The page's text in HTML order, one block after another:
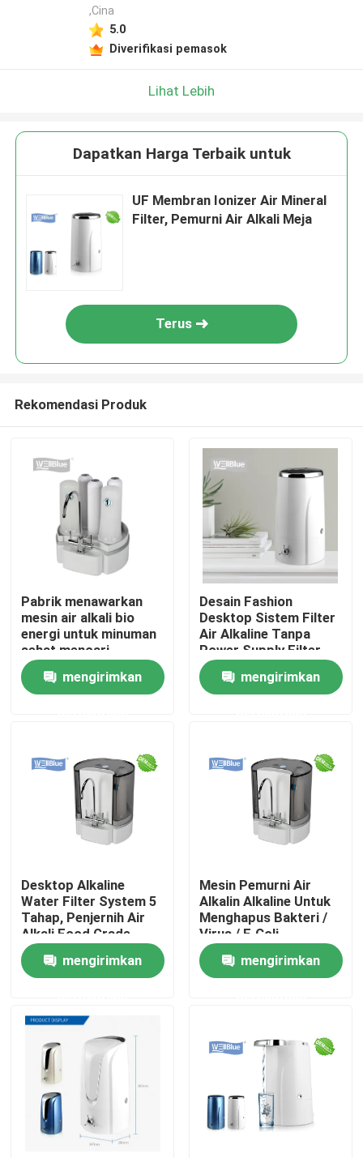
Rumah
Kendi air alkali
Kendi Air Klasik
botol air alkali
Filter Air Alkaline
Kartrid Filter Air Klasik
,Cina
5.0
Diverifikasi pemasok
Lihat Lebih
Dapatkan Harga Terbaik untuk
UF Membran Ionizer Air Mineral
Filter, Pemurni Air Alkali Meja
Terus
Rekomendasi Produk
Pabrik menawarkan
mesin air alkali bio
energi untuk minuman
sehat mencari
distributor
mengirimkan
Desain Fashion
Desktop Sistem Filter
Air Alkaline Tanpa
Power Supply Filter
Air Hidrogen
mengirimkan
Desktop Alkaline
Water Filter System 5
Tahap, Penjernih Air
Alkali Food Grade
mengirimkan
Mesin Pemurni Air
Alkalin Alkaline Untuk
Menghapus Bakteri /
Virus / E.Coli
mengirimkan